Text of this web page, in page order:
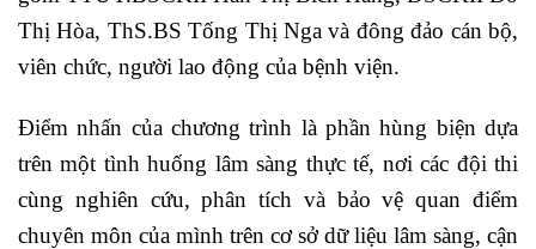
Thị Hòa, ThS.BS Tống Thị Nga và đông đảo cán bộ,
viên chức, người lao động của bệnh viện.
Điểm nhấn của chương trình là phần hùng biện dựa
trên một tình huống lâm sàng thực tế, nơi các đội thi
cùng nghiên cứu, phân tích và bảo vệ quan điểm
chuyên môn của mình trên cơ sở dữ liệu lâm sàng, cận